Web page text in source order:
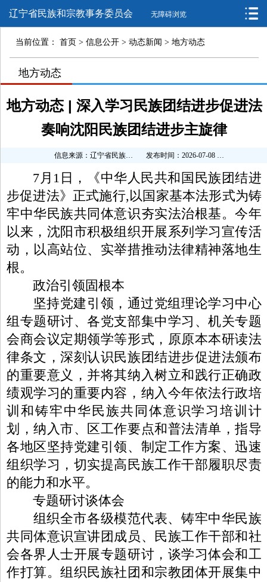
辽宁省民族和宗教事务委员会 无障碍浏览
当前位置： 首页 > 信息公开 > 动态新闻 > 地方动态
>>>
地方动态
地方动态 | 深入学习民族团结进步促进法
奏响沈阳民族团结进步主旋律
信息来源：辽宁省民族和宗教事务委员会 发布时间：2026-07-08 16:17:01
7月1日，《中华人民共和国民族团结进
步促进法》正式施行,以国家基本法形式为铸
牢中华民族共同体意识夯实法治根基。今年
以来，沈阳市积极组织开展系列学习宣传活
动，以高站位、实举措推动法律精神落地生
根。
政治引领固根本
坚持党建引领，通过党组理论学习中心
组专题研讨、各党支部集中学习、机关专题
会商会议定期领学等形式，原原本本研读法
律条文，深刻认识民族团结进步促进法颁布
的重要意义，并将其纳入树立和践行正确政
绩观学习的重要内容，纳入今年依法行政培
训和铸牢中华民族共同体意识学习培训计
划，纳入市、区工作要点和普法清单，指导
各地区坚持党建引领、制定工作方案、迅速
组织学习，切实提高民族工作干部履职尽责
的能力和水平。
专题研讨谈体会
组织全市各级模范代表、铸牢中华民族
共同体意识宣讲团成员、民族工作干部和社
会各界人士开展专题研讨，谈学习体会和工
作打算。组织民族社团和宗教团体开展集中